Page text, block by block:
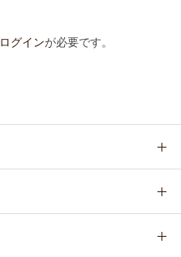
ログインが必要です。